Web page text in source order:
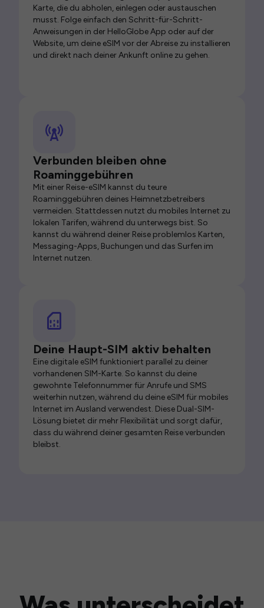
Karte, die du abholen, einlegen oder austauschen
musst. Folge einfach den Schritt-für-Schritt-
Anweisungen in der HelloGlobe App oder auf der
Website, um deine eSIM vor der Abreise zu installieren
und direkt nach deiner Ankunft online zu gehen.
Verbunden bleiben ohne
Roaminggebühren
Mit einer Reise-eSIM kannst du teure
Roaminggebühren deines Heimnetzbetreibers
vermeiden. Stattdessen nutzt du mobiles Internet zu
lokalen Tarifen, während du unterwegs bist. So
kannst du während deiner Reise problemlos Karten,
Messaging-Apps, Buchungen und das Surfen im
Internet nutzen.
Deine Haupt-SIM aktiv behalten
Eine digitale eSIM funktioniert parallel zu deiner
vorhandenen SIM-Karte. So kannst du deine
gewohnte Telefonnummer für Anrufe und SMS
weiterhin nutzen, während du deine eSIM für mobiles
Internet im Ausland verwendest. Diese Dual-SIM-
Lösung bietet dir mehr Flexibilität und sorgt dafür,
dass du während deiner gesamten Reise verbunden
bleibst.